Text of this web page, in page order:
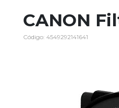
CANON
Código: 4549292141641